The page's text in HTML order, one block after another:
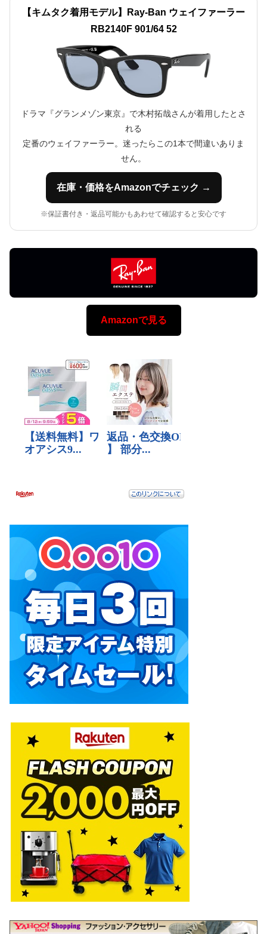
【キムタク着用モデル】Ray-Ban ウェイファーラー
RB2140F 901/64 52
ドラマ『グランメゾン東京』で木村拓哉さんが着用したとさ
れる
定番のウェイファーラー。迷ったらこの1本で間違いありま
せん。
在庫・価格をAmazonでチェック →
※保証書付き・返品可能かもあわせて確認すると安心です
Amazonで見る